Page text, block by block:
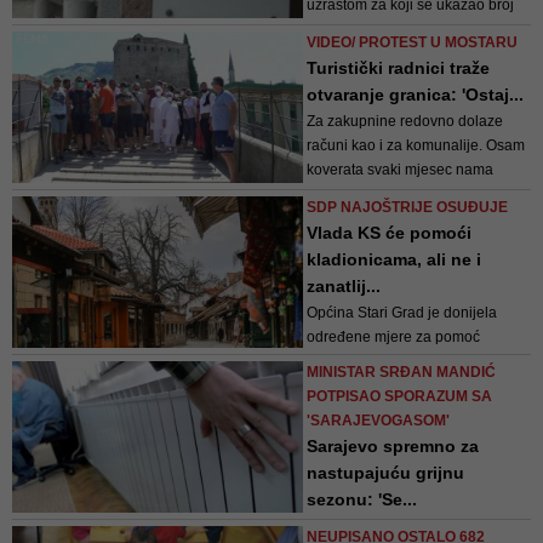
uzrastom za koji se ukazao broj
VIDEO/ PROTEST U MOSTARU
Turistički radnici traže
otvaranje granica: 'Ostaj...
Za zakupnine redovno dolaze
računi kao i za komunalije. Osam
koverata svaki mjesec nama
svima dolazi. Od čega da mi to
SDP NAJOŠTRIJE OSUĐUJE
Vlada KS će pomoći
kladionicama, ali ne i
zanatlij...
Općina Stari Grad je donijela
određene mjere za pomoć
zanatlijama koji su u općinskim
MINISTAR SRĐAN MANDIĆ
POTPISAO SPORAZUM SA
'SARAJEVOGASOM'
Sarajevo spremno za
nastupajuću grijnu
sezonu: 'Se...
NEUPISANO OSTALO 682